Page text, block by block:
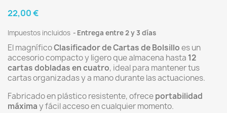
22,00 €
Impuestos incluidos Entrega entre 2 y 3 días
El magníficoClasificador de Cartas de Bolsilloes un
accesorio compacto y ligero que almacena hasta 12
cartas dobladas en cuatro, ideal para mantener tus
cartas organizadas y a mano durante las actuaciones.
Fabricado en plástico resistente, ofreceportabilidad
máximay fácil acceso en cualquier momento.